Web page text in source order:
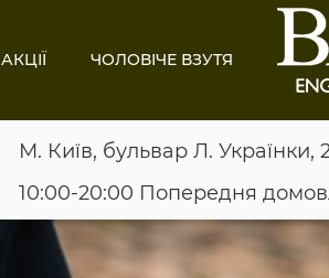
АКЦІЇ ЧОЛОВІЧЕ ВЗУТЯ
М. Київ, бульвар Л. Українки,
10:00-20:00 Попередня